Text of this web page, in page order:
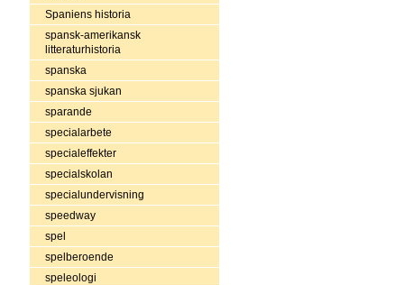
Spaniens historia
spansk-amerikansk
litteraturhistoria
spanska
spanska sjukan
sparande
specialarbete
specialeffekter
specialskolan
specialundervisning
speedway
spel
spelberoende
speleologi